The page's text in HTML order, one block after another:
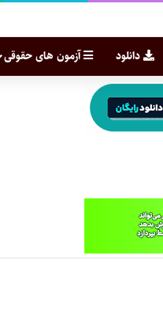
دانلود آزمون های حقوقی